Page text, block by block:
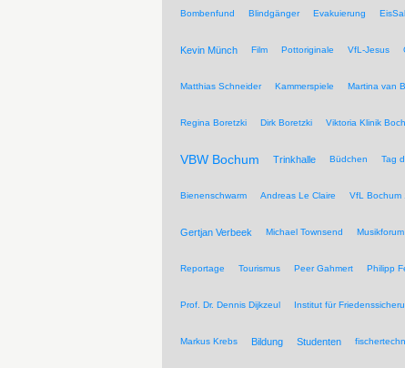
Bombenfund Blindgänger Evakuierung
Kevin Münch Film Pottoriginale VfL-Jesus
Matthias Schneider Kammerspiele Martina van
Regina Boretzki Dirk Boretzki Viktoria Klinik
VBW Bochum Trinkhalle Büdchen Tag
Bienenschwarm Andreas Le Claire VfL Bochum
Gertjan Verbeek Michael Townsend Musikforum
Reportage Tourismus Peer Gahmert Philipp
Prof. Dr. Dennis Dijkzeul Institut für
Markus Krebs Bildung Studenten